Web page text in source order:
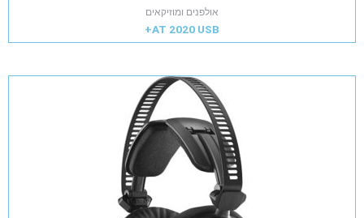
אולפנים ומוזיקאים
AT 2020 USB+